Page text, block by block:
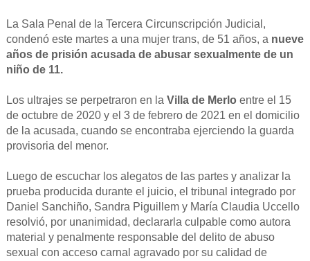
La Sala Penal de la Tercera Circunscripción Judicial,
condenó este martes a una mujer trans, de 51 años, a nueve
años de prisión acusada de abusar sexualmente de un
niño de 11.
Los ultrajes se perpetraron en la Villa de Merlo entre el 15
de octubre de 2020 y el 3 de febrero de 2021 en el domicilio
de la acusada, cuando se encontraba ejerciendo la guarda
provisoria del menor.
Luego de escuchar los alegatos de las partes y analizar la
prueba producida durante el juicio, el tribunal integrado por
Daniel Sanchiño, Sandra Piguillem y María Claudia Uccello
resolvió, por unanimidad, declararla culpable como autora
material y penalmente responsable del delito de abuso
sexual con acceso carnal agravado por su calidad de